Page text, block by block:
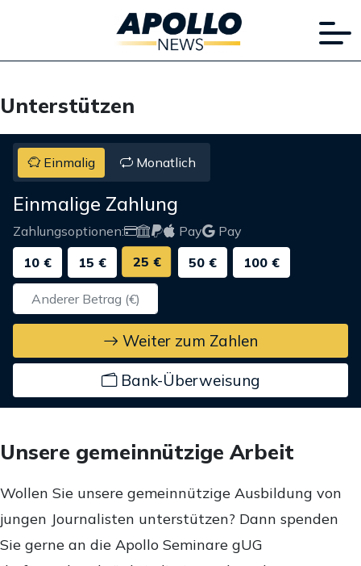
Unterstützen
Einmalig Monatlich
Einmalige Zahlung
Zahlungsoptionen: Pay
Pay
10 €
15 € 25 € 50 € 100 €
Weiter zum Zahlen
Bank-Überweisung
Unsere gemeinnützige Arbeit
Wollen Sie unsere gemeinnützige Ausbildung von
jungen Journalisten unterstützen? Dann spenden
Sie gerne an die Apollo Seminare gUG